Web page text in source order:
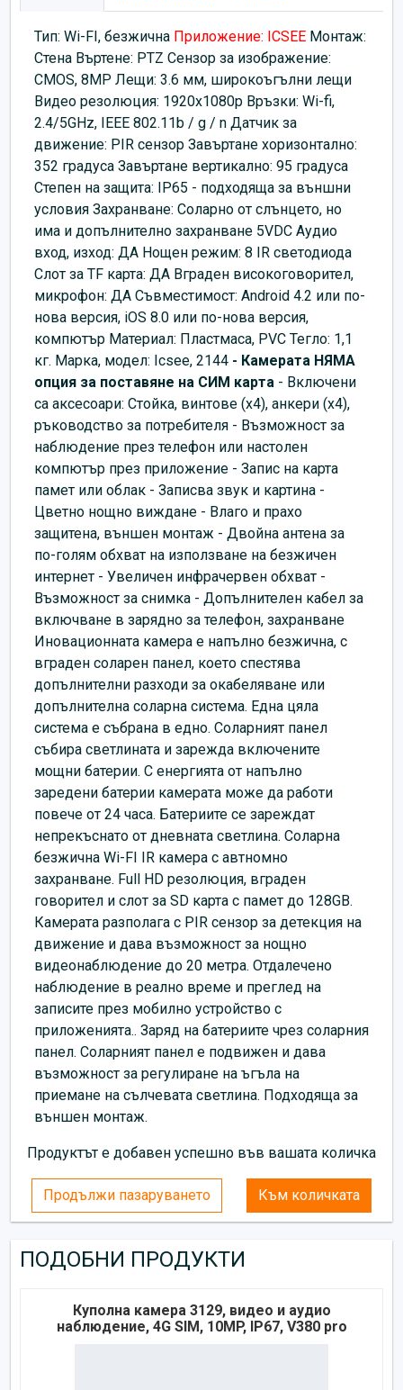
Тип: Wi-FI, безжична Приложение: ICSEE Монтаж:
Стена Въртене: PTZ Сензор за изображение:
CMOS, 8MP Лещи: 3.6 мм, широкоъгълни лещи
Видео резолюция: 1920х1080p Връзки: Wi-fi,
2.4/5GHz, IEEE 802.11b / g / n Датчик за
движение: PIR сензор Завъртане хоризонтално:
352 градуса Завъртане вертикално: 95 градуса
Степен на защита: IP65 - подходяща за външни
условия Захранване: Соларно от слънцето, но
има и допълнително захранване 5VDC Аудио
вход, изход: ДА Нощен режим: 8 IR светодиода
Слот за TF карта: ДА Вграден високоговорител,
микрофон: ДА Съвместимост: Android 4.2 или по-
нова версия, iOS 8.0 или по-нова версия,
компютър Материал: Пластмаса, PVC Тегло: 1,1
кг. Марка, модел: Icsee, 2144 - Камерата НЯМА
опция за поставяне на СИМ карта - Включени
са аксесоари: Стойка, винтове (x4), анкери (x4),
ръководство за потребителя - Възможност за
наблюдение през телефон или настолен
компютър през приложение - Запис на карта
памет или облак - Записва звук и картина -
Цветно нощно виждане - Влаго и прахо
защитена, външен монтаж - Двойна антена за
по-голям обхват на използване на безжичен
интернет - Увеличен инфрачервен обхват -
Възможност за снимка - Допълнителен кабел за
включване в зарядно за телефон, захранване
Иновационната камера е напълно безжична, с
вграден соларен панел, което спестява
допълнителни разходи за окабеляване или
допълнителна соларна система. Една цяла
система е събрана в едно. Соларният панел
събира светлината и зарежда включените
мощни батерии. С енергията от напълно
заредени батерии камерата може да работи
повече от 24 часа. Батериите се зареждат
непрекъснато от дневната светлина. Соларна
безжична Wi-FI IR камера с автномно
захранване. Full HD резолюция, вграден
говорител и слот за SD карта с памет до 128GB.
Камерата разполага с PIR сензор за детекция на
движение и дава възможност за нощно
видеонаблюдение до 20 метра. Отдалечено
наблюдение в реално време и преглед на
записите през мобилно устройство с
приложенията.. Заряд на батериите чрез соларния
панел. Соларният панел е подвижен и дава
възможност за регулиране на ъгъла на
приемане на сълчевата светлина. Подходяща за
външен монтаж.
Продуктът е добавен успешно във вашата количка
Продължи пазаруването Към количката
ПОДОБНИ ПРОДУКТИ
Куполна камера 3129, видео и аудио
наблюдение, 4G SIM, 10MP, IP67, V380 pro